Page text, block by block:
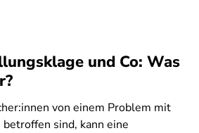
und Co: Was
von einem Problem mit
sind, kann eine